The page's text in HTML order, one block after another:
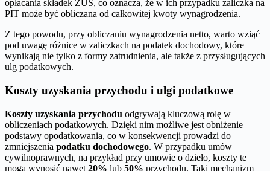
opłacania składek ZUS, co oznacza, że w ich przypadku zaliczka na
PIT może być obliczana od całkowitej kwoty wynagrodzenia.
Z tego powodu, przy obliczaniu wynagrodzenia netto, warto wziąć
pod uwagę różnice w zaliczkach na podatek dochodowy, które
wynikają nie tylko z formy zatrudnienia, ale także z przysługujących
ulg podatkowych.
Koszty uzyskania przychodu i ulgi podatkowe
Koszty uzyskania przychodu odgrywają kluczową rolę w
obliczeniach podatkowych. Dzięki nim możliwe jest obniżenie
podstawy opodatkowania, co w konsekwencji prowadzi do
zmniejszenia podatku dochodowego. W przypadku umów
cywilnoprawnych, na przykład przy umowie o dzieło, koszty te
mogą wynosić nawet 20% lub 50% przychodu. Taki mechanizm